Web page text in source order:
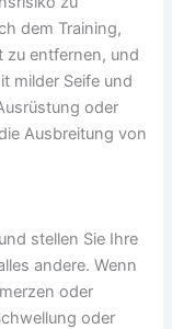
dem Training,
zu entfernen, und
milder Seife und
oder
Ausbreitung von
stellen Sie Ihre
andere. Wenn
oder
oder